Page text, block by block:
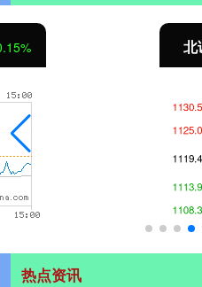
1122.88
热点资讯